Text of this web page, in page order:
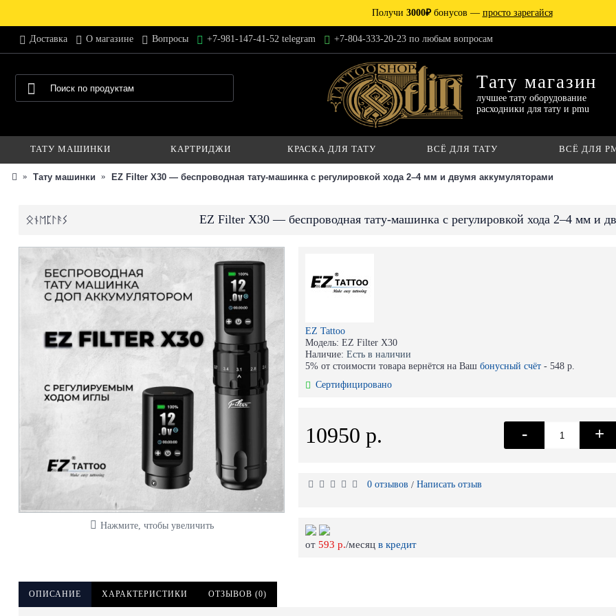
Получи 3000₽бонусов — просто зарегайся
Доставка О магазине Вопросы +7-981-147-41-52 telegram +7-804-333-20-23 по любым вопросам
Тату магазин
лучшее тату оборудование
расходники для тату и pmu
ТАТУ МАШИНКИ КАРТРИДЖИ КРАСКА ДЛЯ ТАТУ ВСЁ ДЛЯ ТАТУ ВСЁ ДЛЯ
Тату машинки EZ Filter X30 — беспроводная тату-машинка с регулировкой хода 2–4 мм и двумя аккумуляторами
EZ Filter X30 — беспроводная тату-машинка с регулировкой хода 2–4 мм и
Нажмите, чтобы увеличить
EZ Tattoo
Модель: EZ Filter X30
Наличие: Есть в наличии
5% от стоимости товара вернётся на Ваш бонусный счёт - 548 р.
Сертифицировано
10950 р. - +
0 отзывов / Написать отзыв
от 593 р./месяц в кредит
ОПИСАНИЕ ХАРАКТЕРИСТИКИ ОТЗЫВОВ (0)